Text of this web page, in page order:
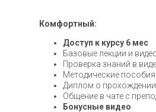
Комфортный:
Доступ к курсу 6 мес
Базовые лекции и
Проверка знаний в
Методические
Диплом о прохождении
Общение в чате с
Бонусные видео